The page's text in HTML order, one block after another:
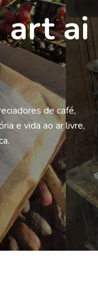
art ai
de café,
e vida ao ar livre,